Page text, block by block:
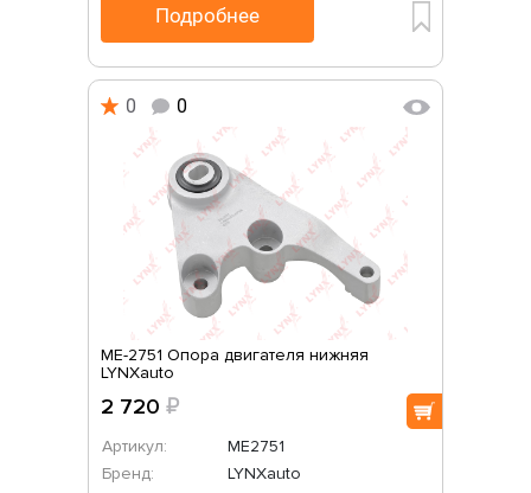
Подробнее
0 0
ME-2751 Опора двигателя нижняя
LYNXauto
2 720 ₽
Артикул:
ME2751
Бренд:
LYNXauto